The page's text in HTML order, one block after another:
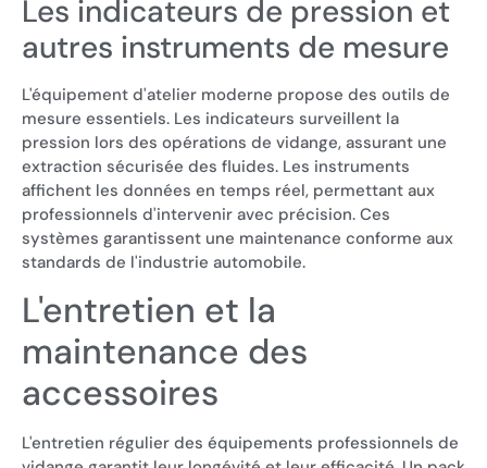
Les indicateurs de pression et
autres instruments de mesure
L'équipement d'atelier moderne propose des outils de
mesure essentiels. Les indicateurs surveillent la
pression lors des opérations de vidange, assurant une
extraction sécurisée des fluides. Les instruments
affichent les données en temps réel, permettant aux
professionnels d'intervenir avec précision. Ces
systèmes garantissent une maintenance conforme aux
standards de l'industrie automobile.
L'entretien et la
maintenance des
accessoires
L'entretien régulier des équipements professionnels de